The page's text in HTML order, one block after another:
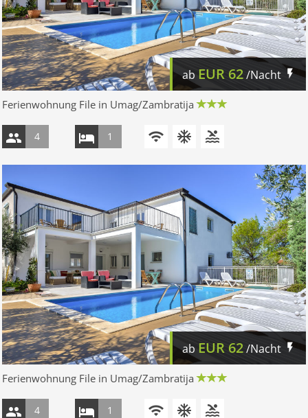
ab EUR 62/Nacht
Ferienwohnung File in Umag/Zambratija
4 1
ab EUR 62/Nacht
Ferienwohnung File in Umag/Zambratija
4 1